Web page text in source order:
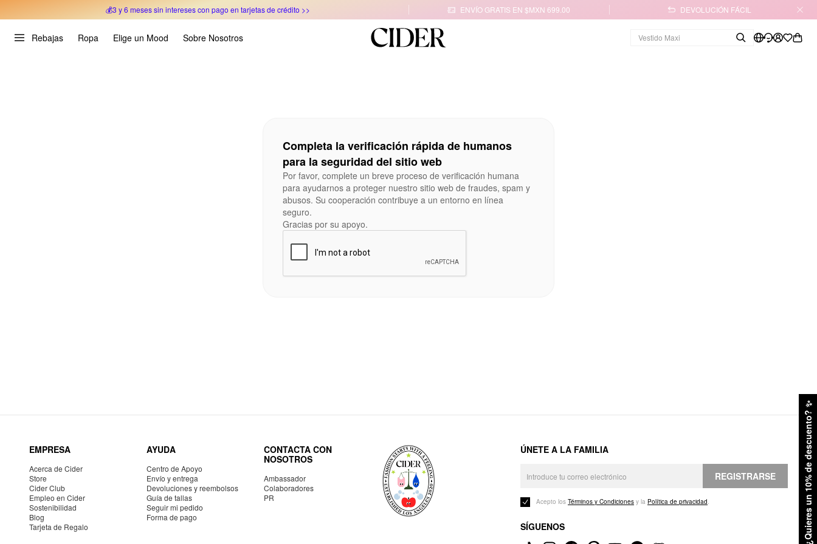
💰3 y 6 meses sin intereses con pago en tarjetas de crédito >>
ENVÍO GRATIS EN $MXN 699.00 DEVOLUCIÓN FÁCIL
Rebajas Ropa Elige un Mood Sobre Nosotros
¿Quieres un 10% de descuento?
✨
Completa la verificación rápida de humanos
para la seguridad del sitio web
Por favor, complete un breve proceso de verificación humana
para ayudarnos a proteger nuestro sitio web de fraudes, spam y
abusos. Su cooperación contribuye a un entorno en línea
seguro.
Gracias por su apoyo.
EMPRESA
Acerca de Cider
Store
Cider Club
Empleo en Cider
Sostenibilidad
Blog
Tarjeta de Regalo
AYUDA
Centro de Apoyo
Envío y entrega
Devoluciones y reembolsos
Guía de tallas
Seguir mi pedido
Forma de pago
CONTACTA CON
NOSOTROS
Ambassador
Colaboradores
PR
ÚNETE A LA FAMILIA
REGISTRARSE
Acepto los Términos y Condiciones y la Política de privacidad.
SÍGUENOS